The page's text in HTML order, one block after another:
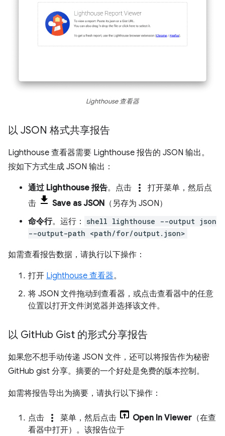
Lighthouse 查看器
以 JSON 格式共享报告
Lighthouse 查看器需要 Lighthouse 报告的 JSON 输出。
按如下方式生成 JSON 输出：
通过 Lighthouse 报告。点击 more_vert
打开菜单，然后点
击
Save as JSON （另存为 JSON）
命令行。运行：
shell lighthouse --output json
--output-path <path/for/output.json>
如需查看报告数据，请执行以下操作：
打开 Lighthouse 查看器。
将 JSON 文件拖动到查看器，或点击查看器中的任意
位置以打开文件浏览器并选择该文件。
以 GitHub Gist 的形式分享报告
如果您不想手动传递 JSON 文件，还可以将报告作为秘密
GitHub gist 分享。摘要的一个好处是免费的版本控制。
如需将报告导出为摘要，请执行以下操作：
点击 more_vert 菜单，然后点击 Open In Viewer （在查
看器中打开）。该报告位于